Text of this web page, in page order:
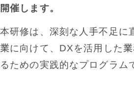
催します。
本研修は、深刻な人手不足に
業に向けて、DXを活用した
るための実践的なプログラム